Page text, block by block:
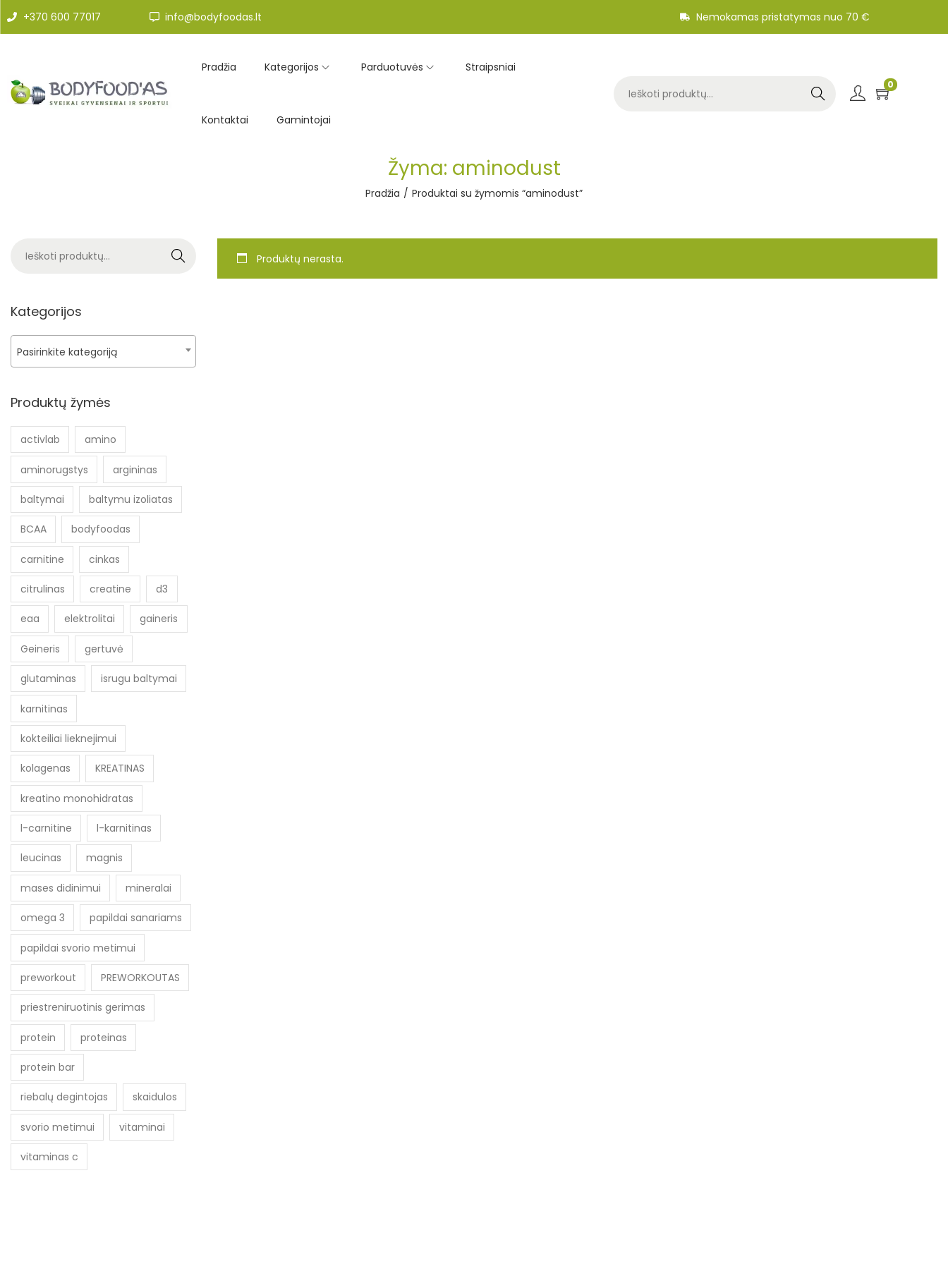
+370 600 77017 info@bodyfoodas.lt Nemokamas pristatymas nuo 70 €
Pradžia Kategorijos Parduotuvės Straipsniai
Kontaktai Gamintojai
Search
0
Žyma: aminodust
Pradžia / Produktai su žymomis “aminodust”
Produktų nerasta.
Search
Kategorijos
Pasirinkite kategoriją
Produktų žymės
activlab amino
aminorugstys argininas
baltymai baltymu izoliatas
BCAA bodyfoodas
carnitine cinkas
citrulinas creatine d3
eaa elektrolitai gaineris
Geineris gertuvė
glutaminas isrugu baltymai
karnitinas
kokteiliai lieknejimui
kolagenas KREATINAS
kreatino monohidratas
l-carnitine l-karnitinas
leucinas magnis
mases didinimui mineralai
omega 3 papildai sanariams
papildai svorio metimui
preworkout PREWORKOUTAS
priestreniruotinis gerimas
protein proteinas
protein bar
riebalų degintojas skaidulos
svorio metimui vitaminai
vitaminas c